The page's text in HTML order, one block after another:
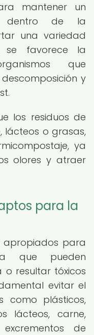
mantener un
dentro de la
una variedad
se favorece la
que
y
los residuos de
lácteos o grasas,
ya
olores y atraer
para la
apropiados para
que pueden
o resultar tóxicos
evitar el
como plásticos,
lácteos, carne,
de